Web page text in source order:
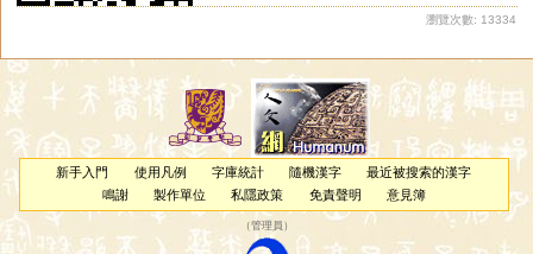
瀏覽次數: 13334
新手入門 使用凡例 字庫統計 隨機漢字
最近被搜索的漢字
鳴謝
製作單位 私隱政策 免責聲明 意見簿
（管理員 ）